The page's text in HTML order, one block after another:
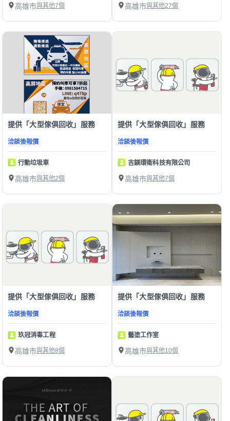
高雄市與其他7個 高雄市與其他27個
提供「大型傢俱回收」服務
洽談後報價
行動垃圾車
高雄市與其他2個
提供「大型傢俱回收」服務
洽談後報價
吉鎂環衛科技有限公司
高雄市與其他7個
提供「大型傢俱回收」服務
洽談後報價
玖冠消毒工程
高雄市與其他8個
提供「大型傢俱回收」服務
洽談後報價
藝塗工作室
高雄市與其他10個